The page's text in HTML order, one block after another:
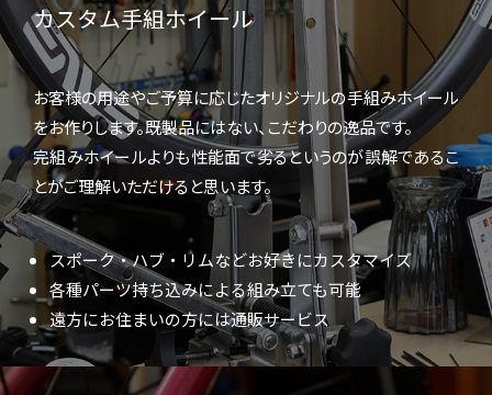
カスタム手組ホイール
お客様の用途やご予算に応じたオリジナルの手組みホイール
をお作りします。既製品にはない、こだわりの逸品です。
完組みホイールよりも性能面で劣るというのが誤解であるこ
とがご理解いただけると思います。
スポーク・ハブ・リムなどお好きにカスタマイズ
各種パーツ持ち込みによる組み立ても可能
遠方にお住まいの方には通販サービス